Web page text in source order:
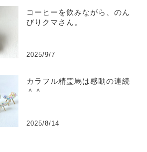
コーヒーを飲みながら、のん
びりクマさん。
2025/9/7
カラフル精霊馬は感動の連続
＾＾
2025/8/14